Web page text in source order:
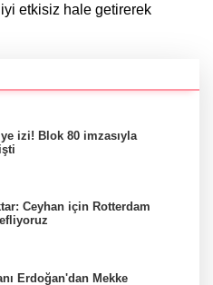
etkisiz hale getirerek
izi! Blok 80 imzasıyla
Ceyhan için Rotterdam
Erdoğan'dan Mekke